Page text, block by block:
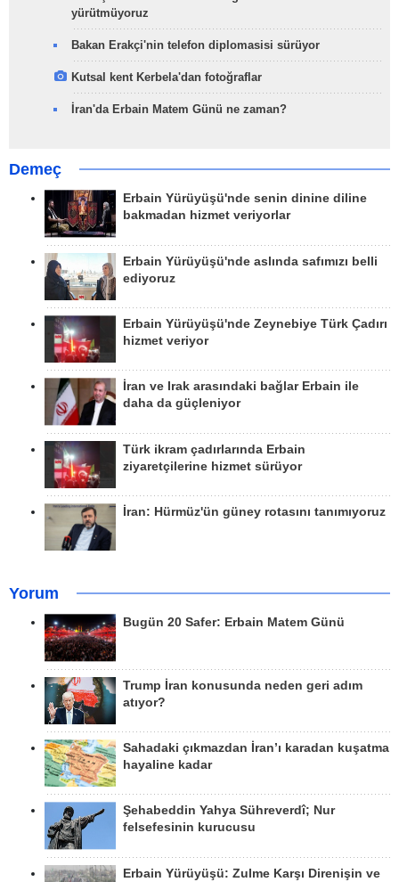
yürütmüyoruz
Bakan Erakçi'nin telefon diplomasisi sürüyor
Kutsal kent Kerbela'dan fotoğraflar
İran'da Erbain Matem Günü ne zaman?
Demeç
Erbain Yürüyüşü'nde senin dinine diline
bakmadan hizmet veriyorlar
Erbain Yürüyüşü'nde aslında safımızı belli
ediyoruz
Erbain Yürüyüşü'nde Zeynebiye Türk Çadırı
hizmet veriyor
İran ve Irak arasındaki bağlar Erbain ile
daha da güçleniyor
Türk ikram çadırlarında Erbain
ziyaretçilerine hizmet sürüyor
İran: Hürmüz'ün güney rotasını tanımıyoruz
Yorum
Bugün 20 Safer: Erbain Matem Günü
Trump İran konusunda neden geri adım
atıyor?
Sahadaki çıkmazdan İran’ı karadan kuşatma
hayaline kadar
Şehabeddin Yahya Sühreverdî; Nur
felsefesinin kurucusu
Erbain Yürüyüşü: Zulme Karşı Direnişin ve